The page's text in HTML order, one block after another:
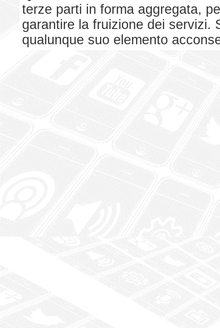
terze parti in forma aggregata,
garantire la fruizione dei servizi.
qualunque suo elemento